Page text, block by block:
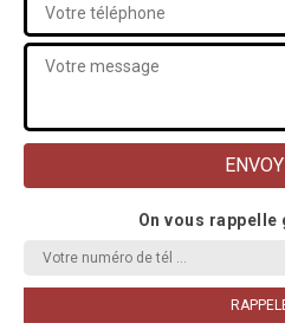
On vous